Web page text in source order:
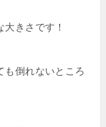
きさです！
も倒れないところ